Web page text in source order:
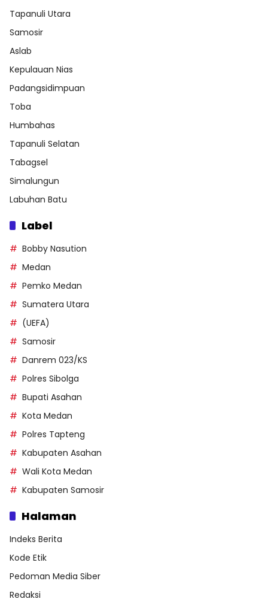
Tapanuli Utara
Samosir
Aslab
Kepulauan Nias
Padangsidimpuan
Toba
Humbahas
Tapanuli Selatan
Tabagsel
Simalungun
Labuhan Batu
Label
Bobby Nasution
Medan
Pemko Medan
Sumatera Utara
(UEFA)
Samosir
Danrem 023/KS
Polres Sibolga
Bupati Asahan
Kota Medan
Polres Tapteng
Kabupaten Asahan
Wali Kota Medan
Kabupaten Samosir
Halaman
Indeks Berita
Kode Etik
Pedoman Media Siber
Redaksi